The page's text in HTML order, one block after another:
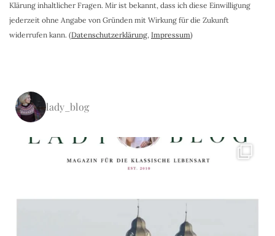
Klärung inhaltlicher Fragen. Mir ist bekannt, dass ich diese Einwilligung
jederzeit ohne Angabe von Gründen mit Wirkung für die Zukunft
widerrufen kann. (Datenschutzerklärung, Impressum)
lady_blog